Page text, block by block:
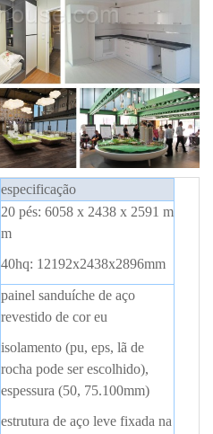
especificação
20 pés: 6058 x 2438 x 2591 m
m
40hq: 12192x2438x2896mm
painel sanduíche de aço
revestido de coreu
isolamento (pu, eps, lã de
rocha pode ser escolhido),
espessura (50, 75.100mm)
estrutura de aço leve fixada na